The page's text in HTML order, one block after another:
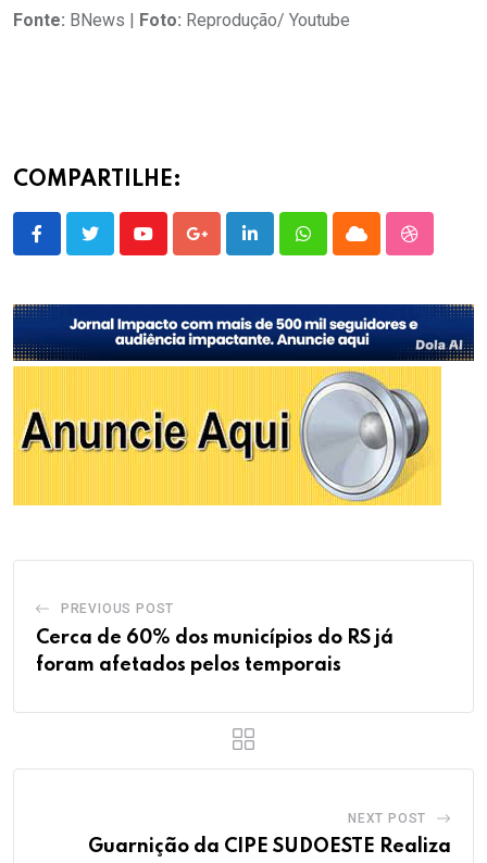
Fonte: BNews | Foto: Reprodução/ Youtube
COMPARTILHE:
YoutubeGoogle+LinkedInWhatsappCloud
PREVIOUS POST
Cerca de 60% dos municípios do RS já
foram afetados pelos temporais
NEXT POST
Guarnição da CIPE SUDOESTE Realiza